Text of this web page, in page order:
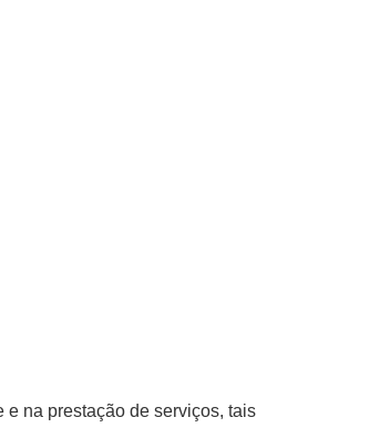
na prestação de serviços, tais